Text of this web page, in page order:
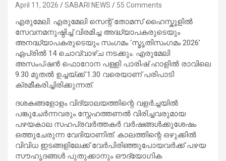
April 11, 2026 SABARI NEWS 55 Comments
എരുമേലി: എരുമേലി സെന്റ് തോമസ് ഹൈസ്കൂളിൽ
സേവനമനുഷ്ഠിച്ച് വിരമിച്ച അദ്ധ്യാപകരുടെയും
അനദ്ധ്യാപകരുടെയും സംഗമം ‘സ്മൃതിസംഗമം 2026’
ഏപ്രിൽ 14 ചൊവ്വാഴ്ച നടക്കും. എരുമേലി
അസംപ്ഷൻ ഫൊറോന പള്ളി പാരിഷ് ഹാളിൽ രാവിലെ
9.30 മുതൽ ഉച്ചയ്ക്ക് 1.30 വരെയാണ് പരിപാടി
ക്രമീകരിച്ചിരിക്കുന്നത്.
ദശകങ്ങളോളം വിദ്യാലയത്തിന്റെ വളർച്ചയിൽ
പങ്കുചേർന്നവരും സ്നേഹത്തണൽ വിരിച്ചവരുമായ
പഴയകാല സഹപ്രവർത്തകർ വർഷങ്ങൾക്കുശേഷം
ഒത്തുചേരുന്ന വേദിയാണിത്. കാലത്തിന്റെ ഒഴുക്കിൽ
വിവിധ ഇടങ്ങളിലേക്ക് വേർപിരിഞ്ഞുപോയവർക്ക് പഴയ
സൗഹൃദങ്ങൾ പുതുക്കാനും ഔദ്യോഗിക